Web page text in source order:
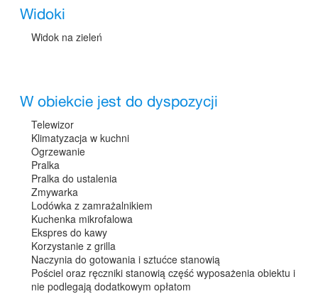
Widoki
Widok na zieleń
W obiekcie jest do dyspozycji
Telewizor
Klimatyzacja w kuchni
Ogrzewanie
Pralka
Pralka do ustalenia
Zmywarka
Lodówka z zamrażalnikiem
Kuchenka mikrofalowa
Ekspres do kawy
Korzystanie z grilla
Naczynia do gotowania i sztućce stanowią
Pościel oraz ręczniki stanowią część wyposażenia obiektu i
nie podlegają dodatkowym opłatom